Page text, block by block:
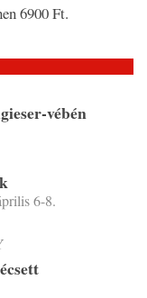
6900 Ft.
vébén
6-8.